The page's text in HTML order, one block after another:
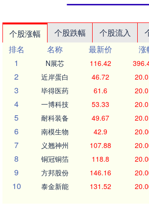
个股涨幅 个股跌幅 个股流入
排名
名称 最新价 涨
1
N展芯 116.42
2 近岸蛋白 46.72
3 毕得医药 61.6
4 一博科技 53.33
5 耐科装备 49.67
6 南模生物 42.9
7 义翘神州 107.88
8 铜冠铜箔 118.8
9 方邦股份 146.16
10 泰金新能 131.52